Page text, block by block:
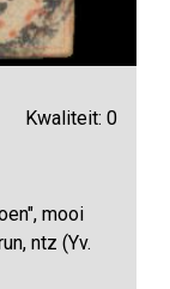
Kwaliteit: 0
mooi
ntz (Yv.